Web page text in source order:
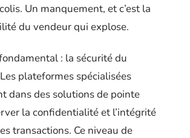
Un manquement, et c’est la
du vendeur qui explose.
: la sécurité du
plateformes spécialisées
dans des solutions de pointe
la confidentialité et l’intégrité
transactions. Ce niveau de